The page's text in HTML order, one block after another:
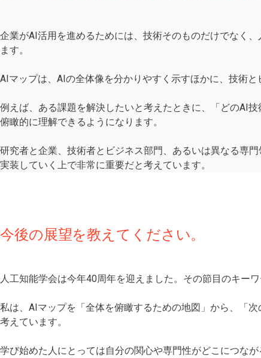
企業がAI活用を進めるためには、技術そのものだけでなく
ます。
AIマップは、AIの全体像を分かりやすく示すほかに、技術
例えば、ある課題を解決したいと考えたときに、「どのAI
俯瞰的に理解できるようになります。
研究者と企業、技術者とビジネス部門、あるいは異なる専
実装していく上で非常に重要だと考えています。
今後の展望を教えてください。
人工知能学会は今年40周年を迎えました。その節目のキー
私は、AIマップを「全体を俯瞰するための地図」から、「
考えています。
学び始めた人にとっては自分の関心や専門性がどこにつな